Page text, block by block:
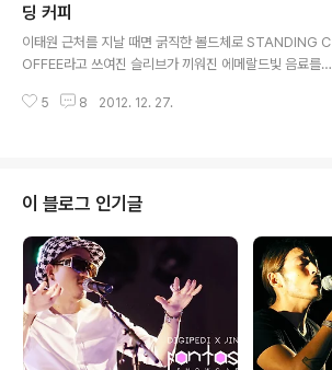
객들이 자주 찾은 편안하고 따뜻한 커피숍, '동네커피'. 추
운 겨울날, 눈쌓인 창덕궁 돌담길을 따라 걸어 올라가 도착
한 동네커피. 따뜻한 분위기에 몸을 녹이기 위해, 먼저 이
곳에서 직접 만드는 리코타치즈가 함께 나오는 베이글과
아메리카노를 함께 주문하였다. 동네커피에서는 직접 만든
딩 커피
이태원 근처를 지날 때면 굵직한 볼드체로 STANDING C
OFFEE라고 쓰여진 슬리브가 끼워진 에메랄드빛 음료를
갈아 만든 진짜 레몬에이드와 진하고 중량감이 있는 에스
해 알아보자! 오후 느즈막이 찾아간 스탠딩 커피는 그 이름
과도 같이 다섯평 남짓한 공간에 바가 들어가 있고 길가로
내어져 있는 좌석 너댓개가 전부인 작은 공간이었다. 스탠
딩 커피를 대표하는 메뉴인 레몬에이드는 블루 큐라소_Blu
e Curacao라는 파란색 시럽을 넣어 색을 내는데, 오렌지
껍질로 만든 시럽인 만큼..
5 8 2012. 12. 27.
이 블로그 인기글